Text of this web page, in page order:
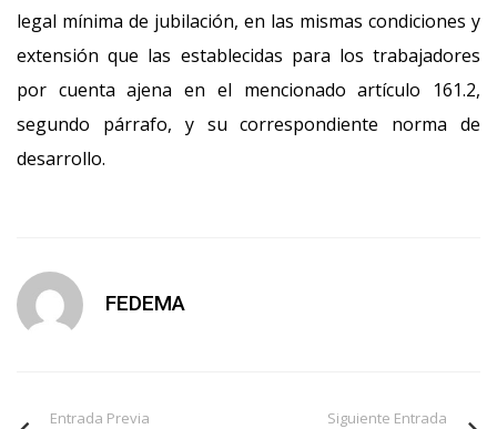
legal mínima de jubilación, en las mismas condiciones y
extensión que las establecidas para los trabajadores
por cuenta ajena en el mencionado artículo 161.2,
segundo párrafo, y su correspondiente norma de
desarrollo.
FEDEMA
Entrada Previa Siguiente Entrada